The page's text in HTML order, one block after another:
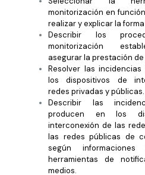
monitorización en
realizar y explicar la
Describir los
monitorización
asegurar la prestación
Resolver las
los dispositivos de
redes privadas y públicas.
Describir las
producen en los
interconexión de las
las redes públicas de
según
herramientas de
medios.